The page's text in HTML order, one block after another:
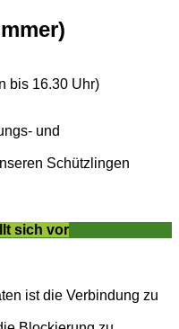
bis 16.30 Uhr)
und
Schützlingen
sich vor
ist die Verbindung zu